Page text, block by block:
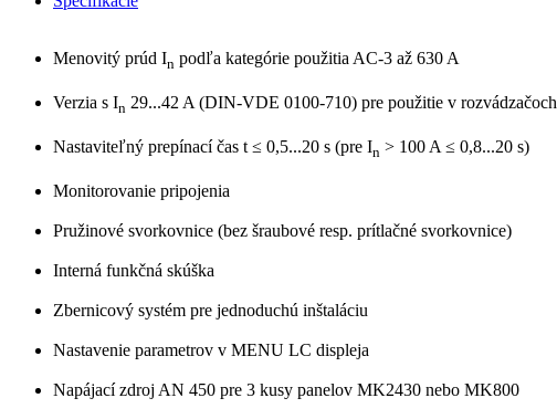
Menovitý prúd In podľa kategórie použitia AC-3 až 630 A
Verzia s In 29...42 A (DIN-VDE 0100-710) pre použitie v
Nastaviteľný prepínací čas t ≤ 0,5...20 s (pre In > 100 A ≤ 0,8...20 s)
Monitorovanie pripojenia
Pružinové svorkovnice (bez šraubové resp. prítlačné svorkovnice)
Interná funkčná skúška
Zbernicový systém pre jednoduchú inštaláciu
Nastavenie parametrov v MENU LC displeja
Napájací zdroj AN 450 pre 3 kusy panelov MK2430 nebo MK800